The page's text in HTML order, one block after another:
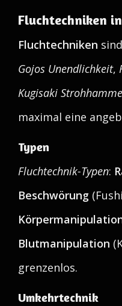
Fluchtechniken
Fluchtechniken sind
Gojos Unendlichkeit,
Kugisaki
maximal eine
Typen
Fluchtechnik-Typen:
Beschwörung
Blutmanipulation
grenzenlos.
Umkehrtechnik